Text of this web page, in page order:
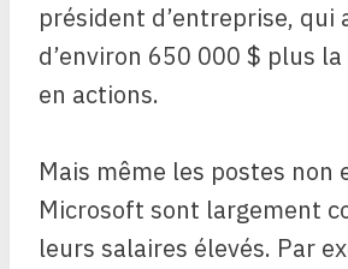
président d’entreprise, qui
d’environ 650 000 $ plus
en actions.
Mais même les postes non
Microsoft sont largement
leurs salaires élevés. Par